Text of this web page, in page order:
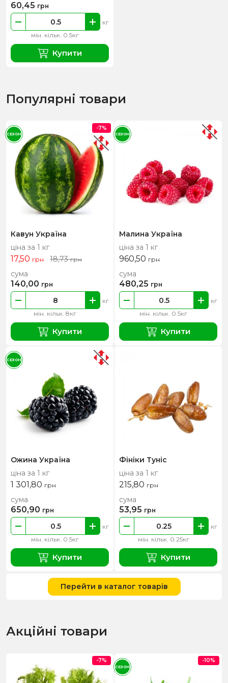
мін. кільк. 0.5кг
кг
60,45 грн
Купити
Популярні товари
Кавун Україна
ціна за 1 кг
17,50 грн 18,73грн
мін. кільк. 8кг
кг
сума
140,00 грн
Купити
-7%
СЕЗОН
Малина Україна
ціна за 1 кг
960,50 грн
мін. кільк. 0.5кг
кг
сума
480,25 грн
Купити
СЕЗОН
Ожина Україна
ціна за 1 кг
1 301,80 грн
мін. кільк. 0.5кг
кг
сума
650,90 грн
Купити
СЕЗОН
Фініки Туніс
ціна за 1 кг
215,80 грн
мін. кільк. 0.25кг
кг
сума
53,95 грн
Купити
Перейти в каталог товарів
Акційні товари
-7% -10%
СЕЗОН